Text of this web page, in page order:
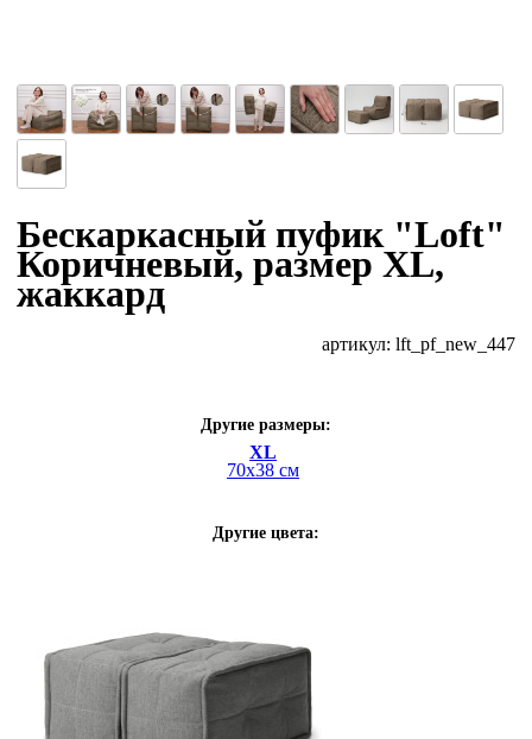
Бескаркасный пуфик "Loft"
Коричневый, размер XL,
жаккард
артикул: lft_pf_new_447
Другие размеры:
XL
70х38 см
Другие цвета: